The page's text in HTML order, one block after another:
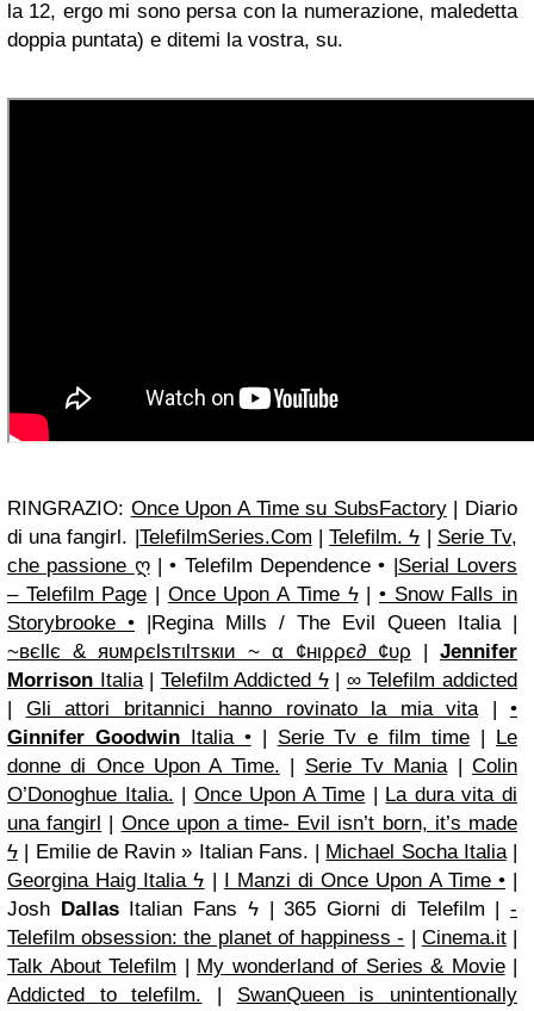
la 12, ergo mi sono persa con la numerazione, maledetta
doppia puntata) e ditemi la vostra, su.
RINGRAZIO: Once Upon A Time su SubsFactory| Diario
di una fangirl. | TelefilmSeries.Com |Telefilm. ϟ
Serie Tv,
che passione ღ| • Telefilm Dependence • | Serial Lovers
– Telefilm Page
Once Upon A Time ϟ| • Snow Falls in
Storybrooke • |Regina Mills / The Evil Queen Italia |
~вєllє & яυмρєlѕтιlтѕкιи ~ α ¢нιρρє∂ ¢υρ
Jennifer
Morrison Italia| Telefilm Addicted ϟ| ∞ Telefilm addicted
Gli attori britannici hanno rovinato la mia vita| •
Ginnifer GoodwinItalia •| Serie Tv e film time
Le
donne di Once Upon A Time.
Serie Tv Mania|Colin
O’Donoghue Italia.
Once Upon A Time
La dura vita di
una fangirl
Once upon a time- Evil isn’t born, it’s made
ϟ | Emilie de Ravin » Italian Fans. | Michael Socha Italia|
Georgina Haig Italia ϟ
I Manzi di Once Upon A Time •|
Josh
DallasItalian Fans ϟ | 365 Giorni di Telefilm |-
Telefilm obsession: the planet of happiness -
Cinema.it|
Talk About Telefilm
My wonderland of Series & Movie|
Addicted to telefilm.
SwanQueen is unintentionally